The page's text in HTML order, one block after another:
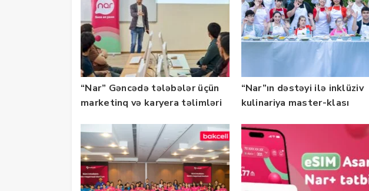
“Nar” Gəncədə tələbələr üçün
marketinq və karyera təlimləri
“Nar”ın dəstəyi ilə inklüziv
kulinariya master-klası